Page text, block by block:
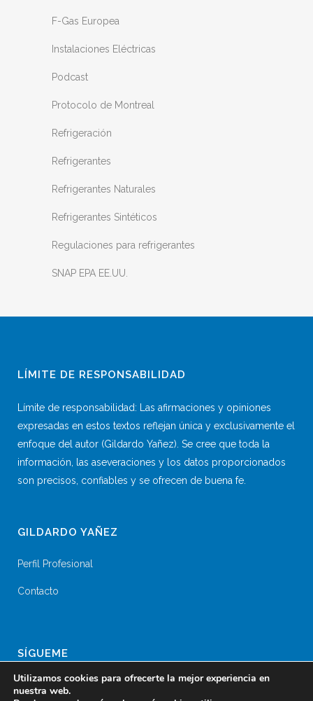
F-Gas Europea
Instalaciones Eléctricas
Podcast
Protocolo de Montreal
Refrigeración
Refrigerantes
Refrigerantes Naturales
Refrigerantes Sintéticos
Regulaciones para refrigerantes
SNAP EPA EE.UU.
LÍMITE DE RESPONSABILIDAD
Límite de responsabilidad: Las afirmaciones y opiniones
expresadas en estos textos reflejan única y exclusivamente el
enfoque del autor (Gildardo Yañez). Se cree que toda la
información, las aseveraciones y los datos proporcionados
son precisos, confiables y se ofrecen de buena fe.
GILDARDO YAÑEZ
Perfil Profesional
Contacto
SÍGUEME
Utilizamos cookies para ofrecerte la mejor experiencia en
nuestra web.